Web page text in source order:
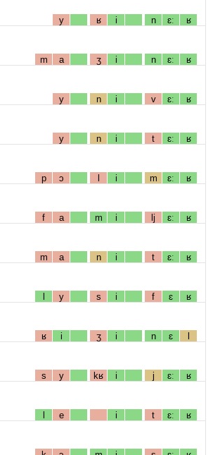
y ʁ i n ɛː ʁ
m a ʒ i n ɛː ʁ
y n i v ɛː ʁ
y n i t ɛː ʁ
p ɔ l i m ɛː ʁ
f a m i lj ɛː ʁ
m a n i t ɛː ʁ
l y s i f ɛ ʁ
ʁ i ʒ i n ɛ l
s y kʁ i j ɛː ʁ
l e i t ɛː ʁ